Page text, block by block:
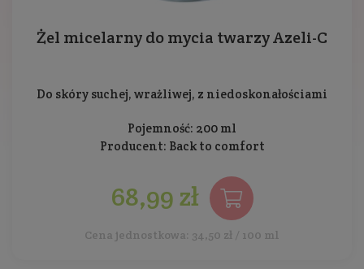
Żel micelarny do mycia twarzy Azeli-C
Do skóry suchej, wrażliwej, z niedoskonałościami
Pojemność: 200 ml
Producent: Back to comfort
68,99 zł
Cena jednostkowa: 34,50 zł / 100 ml